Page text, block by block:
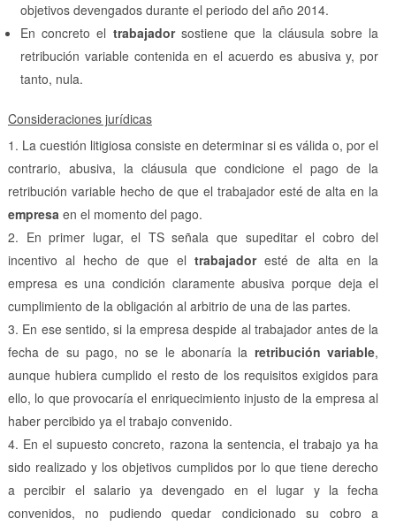
objetivos devengados durante el periodo del año 2014.
En concreto el trabajadorsostiene que la cláusula sobre la
retribución variable contenida en el acuerdo es abusiva y, por
tanto, nula.
Consideraciones jurídicas
La cuestión litigiosa consiste en determinar si es válida o, por el
contrario, abusiva, la cláusula que condicione el pago de la
retribución variable hecho de que el trabajador esté de alta en la
empresaen el momento del pago.
En primer lugar, el TS señala que supeditar el cobro del
incentivo al hecho de que eltrabajadoresté de alta en la
empresa es una condición claramente abusiva porque deja el
cumplimiento de la obligación al arbitrio de una de las partes.
En ese sentido, si la empresa despide al trabajador antes de la
fecha de su pago, no se le abonaría la retribución variable,
aunque hubiera cumplido el resto de los requisitos exigidos para
ello, lo que provocaría el enriquecimiento injusto de la empresa al
haber percibido ya el trabajo convenido.
En el supuesto concreto, razona la sentencia, el trabajo ya ha
sido realizado y los objetivos cumplidos por lo que tiene derecho
a percibir el salario ya devengado en el lugar y la fecha
convenidos, no pudiendo quedar condicionado su cobro a